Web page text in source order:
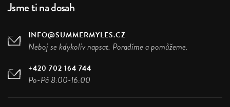
Jsme ti na dosah
INFO@SUMMERMYLES.CZ
Neboj se kdykoliv napsat. Poradíme a pomůžeme.
+420 702 164 744
Po-Pá 8:00-16:00